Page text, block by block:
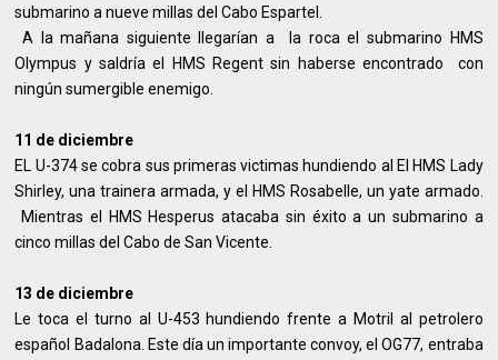
submarino a nueve millas del Cabo Espartel.
A la mañana siguiente llegarían a la roca el submarino HMS
Olympus y saldría el HMS Regent sin haberse encontrado con
ningún sumergible enemigo.
11 de diciembre
EL U-374 se cobra sus primeras victimas hundiendo al El HMS Lady
Shirley, una trainera armada, y el HMS Rosabelle, un yate armado.
Mientras el HMS Hesperus atacaba sin éxito a un submarino a
cinco millas del Cabo de San Vicente.
13 de diciembre
Le toca el turno al U-453 hundiendo frente a Motril al petrolero
español Badalona. Este día un importante convoy, el OG77, entraba